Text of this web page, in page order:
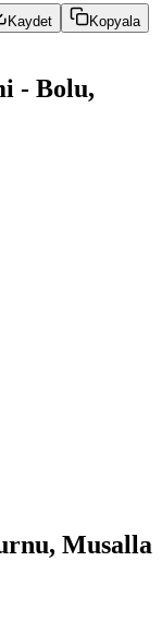
Kaydet Kopyala
- Bolu,
Musalla